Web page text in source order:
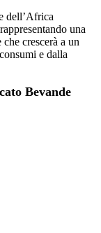
dell’Africa
una
crescerà a un
e dalla
Bevande